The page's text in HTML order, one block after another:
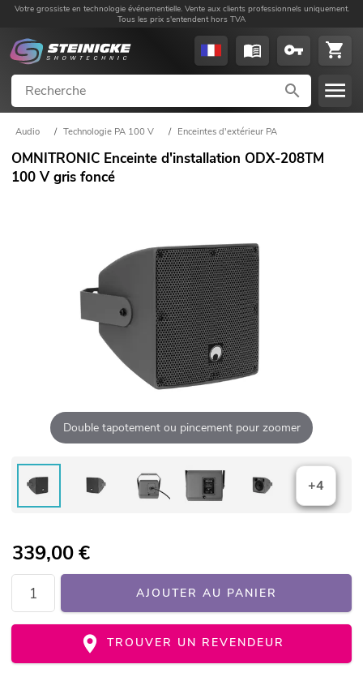
Votre grossiste en technologie événementielle. Vente aux clients professionnels uniquement.
Tous les prix s'entendent hors TVA
Audio / Technologie PA 100 V / Enceintes d'extérieur PA
OMNITRONIC Enceinte d'installation ODX-208TM
100 V gris foncé
Double tapotement ou pincement pour zoomer
+4
339,00€
AJOUTER AU PANIER
TROUVER UN REVENDEUR